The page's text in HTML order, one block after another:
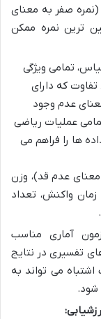
صفر به معنای
ترین نمره ممکن
تمامی ویژگی
که دارای
عدم وجود
عملیات ریاضی
ها را فراهم می
عدم قد)، وزن
واکنش، تعداد
آماری مناسب
تفسیری در نتایج
می تواند به
شود.